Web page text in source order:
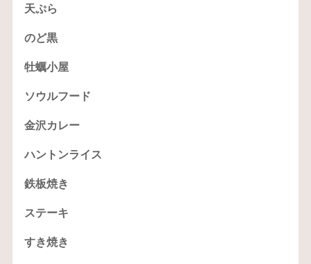
天ぷら
のど黒
牡蠣小屋
ソウルフード
金沢カレー
ハントンライス
鉄板焼き
ステーキ
すき焼き